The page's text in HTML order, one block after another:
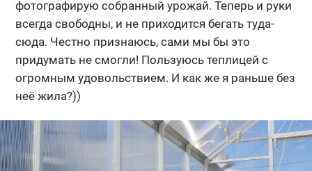
фотографирую собранный урожай. Теперь и руки
всегда свободны, и не приходится бегать туда-
сюда. Честно признаюсь, сами мы бы это
придумать не смогли! Пользуюсь теплицей с
огромным удовольствием. И как же я раньше без
неё жила?))